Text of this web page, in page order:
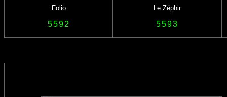
Folio Le Zéphir
5592 5593